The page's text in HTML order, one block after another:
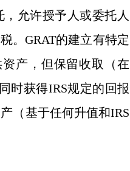
允许授予人或委托人
。GRAT的建立有特定
产，但保留收取（在
时获得IRS规定的回报
（基于任何升值和IRS